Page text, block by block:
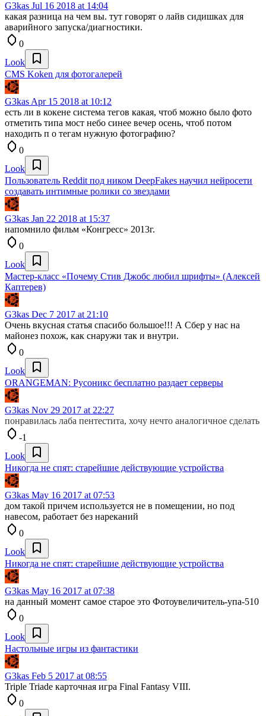
G3kas Jul 16 2018 at 14:04
какая разница на чем вы. тут говорят о лайв сидишках для
аварийного запуска/диагностики.
0
Look
CMS Koken для фотогалерей
G3kas Apr 15 2018 at 10:12
есть ли в кокене система тегов какая, чтоб можно было фото
отметить типа мост небо синее вечер осень, чтоб потом
находить п о тегам нужную фотографию?
0
Look
Пользователь Reddit под ником DeepFakes научил нейросети
создавать интимные ролики со звездами
G3kas Jan 22 2018 at 15:37
напомнило фильм «Конгресс» 2013г.
0
Look
Мастер-класс «Почему Стив Джобс любил шрифты» (Алексей
Каптерев)
G3kas Dec 7 2017 at 21:10
Очень вкусная статья спасибо большое!!! А Сбер у нас на
майонез похож, как снаружи так и внутри.
0
Look
ORANGEMAN: Русоникс бесплатно раздает серверы
G3kas Nov 29 2017 at 22:27
понравилась лаба пентестита, хочу нечто аналогичное сделать
-1
Look
Никогда не спят: старейшие действующие устройства
G3kas May 16 2017 at 07:53
дом такой причем используется не в помещении, но под
навесом, работает без нареканий
0
Look
Никогда не спят: старейшие действующие устройства
G3kas May 16 2017 at 07:38
на данный момент самое старое это Фотоувеличитель-упа-510
0
Look
Настольные игры из фантастики
G3kas Feb 5 2017 at 08:55
Triple Triade карточная игра Final Fantasy VIII.
0